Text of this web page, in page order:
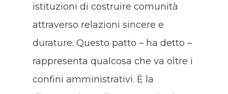
istituzioni di costruire comunità
attraverso relazioni sincere e
durature. Questo patto – ha detto –
rappresenta qualcosa che va oltre i
confini amministrativi. È la